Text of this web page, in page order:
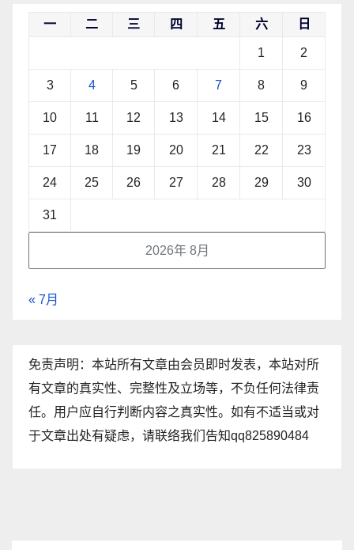
2026年 8月
一 二 三 四 五 六 日
1 2
3 4 5 6 7 8 9
10 11 12 13 14 15 16
17 18 19 20 21 22 23
24 25 26 27 28 29 30
31
« 7月
免责声明：本站所有文章由会员即时发表，本站对所
有文章的真实性、完整性及立场等，不负任何法律责
任。用户应自行判断内容之真实性。如有不适当或对
于文章出处有疑虑，请联络我们告知qq825890484